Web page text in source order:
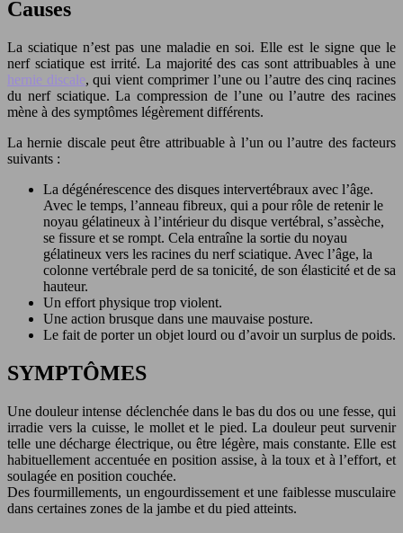
Causes
La sciatique n’est pas une maladie en soi. Elle est le signe que le
nerf sciatique est irrité. La majorité des cas sont attribuables à une
hernie discale, qui vient comprimer l’une ou l’autre des cinq racines
du nerf sciatique. La compression de l’une ou l’autre des racines
mène à des symptômes légèrement différents.
La hernie discale peut être attribuable à l’un ou l’autre des facteurs
suivants :
La dégénérescence des disques intervertébraux avec l’âge.
Avec le temps, l’anneau fibreux, qui a pour rôle de retenir le
noyau gélatineux à l’intérieur du disque vertébral, s’assèche,
se fissure et se rompt. Cela entraîne la sortie du noyau
gélatineux vers les racines du nerf sciatique. Avec l’âge, la
colonne vertébrale perd de sa tonicité, de son élasticité et de sa
hauteur.
Un effort physique trop violent.
Une action brusque dans une mauvaise posture.
Le fait de porter un objet lourd ou d’avoir un surplus de poids.
SYMPTÔMES
Une douleur intense déclenchée dans le bas du dos ou une fesse, qui
irradie vers la cuisse, le mollet et le pied. La douleur peut survenir
telle une décharge électrique, ou être légère, mais constante. Elle est
habituellement accentuée en position assise, à la toux et à l’effort, et
soulagée en position couchée.
Des fourmillements, un engourdissement et une faiblesse musculaire
dans certaines zones de la jambe et du pied atteints.